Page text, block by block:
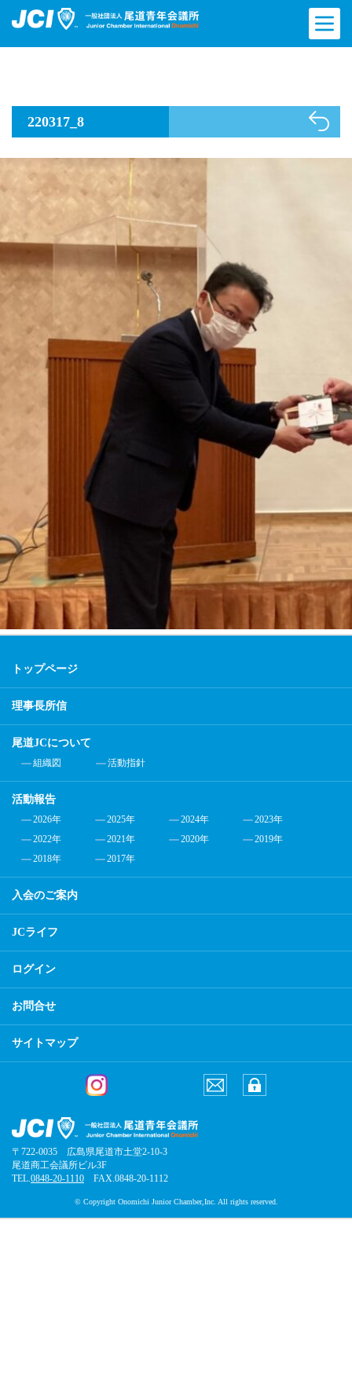
220317_8
トップページ
理事長所信
尾道JCについて
組織図 活動指針
活動報告
2026年 2025年 2024年
2023年
2022年
2021年 2020年
2019年
2018年
2017年
入会のご案内
JCライフ
ログイン
お問合せ
サイトマップ
〒722-0035 広島県尾道市土堂2-10-3
尾道商工会議所ビル3F
TEL.0848-20-1110 FAX.0848-20-1112
© Copyright Onomichi Junior Chamber,Inc. All rights reserved.